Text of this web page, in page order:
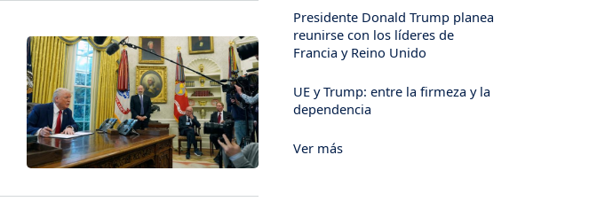
Imagen
Presidente Donald Trump planea
reunirse con los líderes de
Francia y Reino Unido
UE y Trump: entre la firmeza y la
dependencia
Ver más